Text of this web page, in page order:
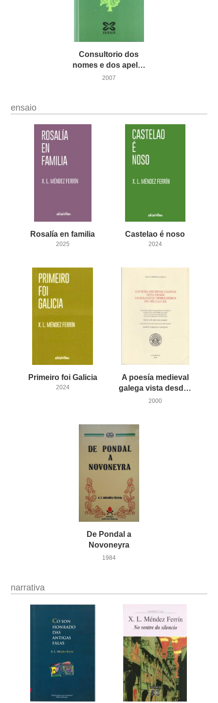
Consultorio dos
nomes e dos apelidos galegos
2007
ensaio
Rosalía en familia
2025
Castelao é noso
2024
Primeiro foi Galicia
2024
A poesía medieval
galega vista desde os relanzos derradeiros do século XX
2000
De Pondal a
Novoneyra
1984
narrativa